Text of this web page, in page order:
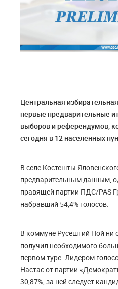
Центральная
первые предварительные
выборов и референдумов,
сегодня в 12 населенных
В селе Костешты
предварительным данным,
правящей партии ПДС/PAS
набравший 54,4% голосов.
В коммуне Русештий Ной ни
получил необходимого
первом туре. Лидером
Настас от партии
30,87%, за ней следует